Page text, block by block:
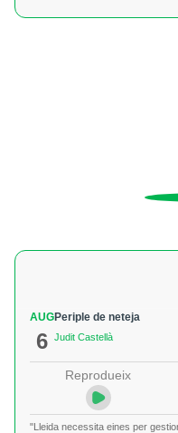
AUG
6
Periple de neteja
Judit Castellà
Reprodueix
"Lleida necessita eines per